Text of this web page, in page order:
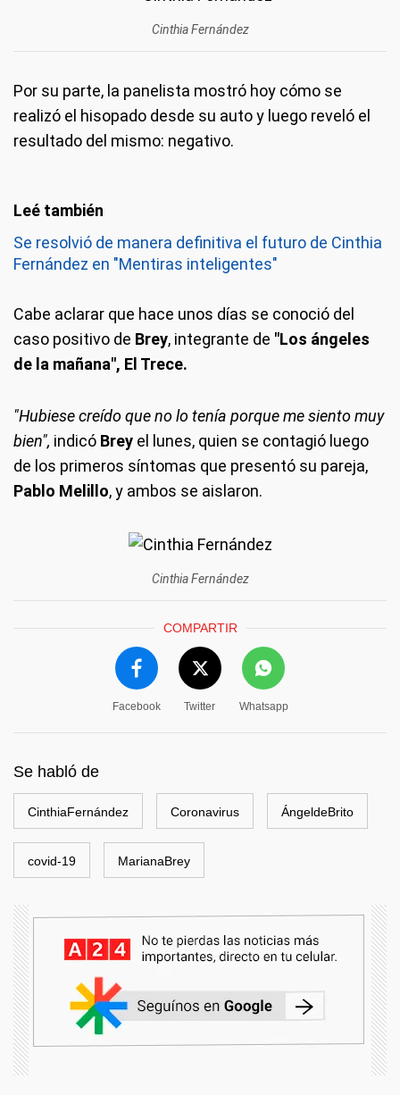
Cinthia Fernández
Por su parte, la panelista mostró hoy cómo se
realizó el hisopado desde su auto y luego reveló el
resultado del mismo: negativo.
Se resolvió de manera definitiva el futuro de Cinthia
Fernández en "Mentiras inteligentes"
Cabe aclarar que hace unos días se conoció del
caso positivo de Brey, integrante de "Los ángeles
de la mañana", El Trece.
"Hubiese creído que no lo tenía porque me siento muy
bien", indicó Brey el lunes, quien se contagió luego
de los primeros síntomas que presentó su pareja,
Pablo Melillo, y ambos se aislaron.
Cinthia Fernández
COMPARTIR
Facebook Twitter Whatsapp
Se habló de
CinthiaFernández Coronavirus ÁngeldeBrito
covid-19 MarianaBrey